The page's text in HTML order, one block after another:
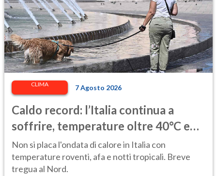
CLIMA 7 Agosto 2026
Caldo record: l’Italia continua a
soffrire, temperature oltre 40°C e
afa per altri 10 giorni
Non si placa l'ondata di calore in Italia con
temperature roventi, afa e notti tropicali. Breve
tregua al Nord.